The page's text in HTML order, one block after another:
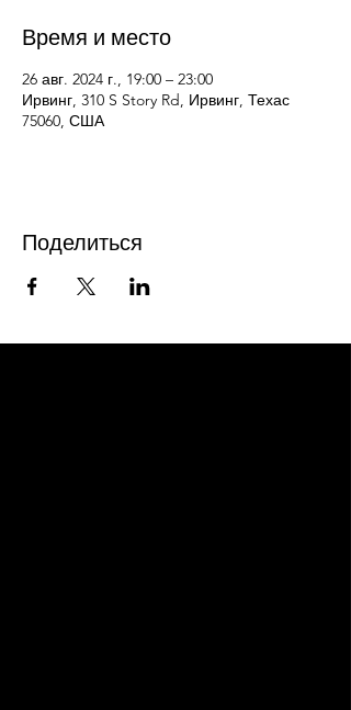
Время и место
26 авг. 2024 г., 19:00 – 23:00
Ирвинг, 310 S Story Rd, Ирвинг, Техас
75060, США
Поделиться